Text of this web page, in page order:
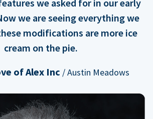
we asked for in our early
we are seeing everything we
modifications are more ice
cream on the pie.
of Alex Inc / Austin Meadows